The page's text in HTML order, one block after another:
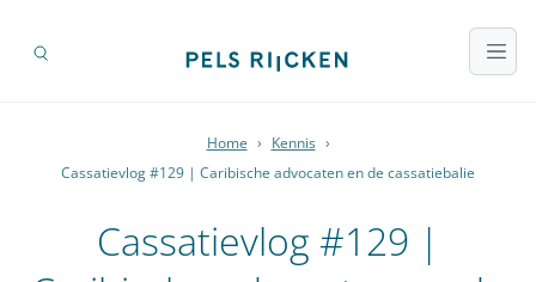
Home › Kennis ›
Cassatievlog #129 | Caribische advocaten en de cassatiebalie
Cassatievlog #129 |